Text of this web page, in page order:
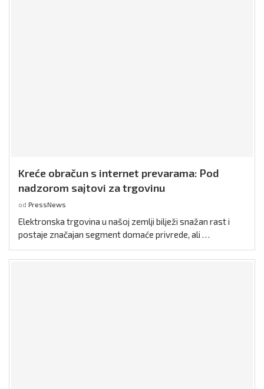
Kreće obračun s internet prevarama: Pod
nadzorom sajtovi za trgovinu
od PressNews
Elektronska trgovina u našoj zemlji bilježi snažan rast i
postaje značajan segment domaće privrede, ali …